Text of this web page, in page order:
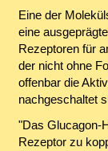
Eine der
eine
Rezeptoren für
der nicht ohne
offenbar die
nachgeschaltet
"Das Glucagon-
Rezeptor zu